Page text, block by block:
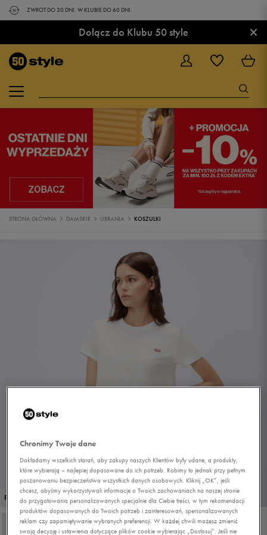
ZWROT DO 30 DNI. W KLUBIE DO 60 DNI.
Dołącz do Klubu 50 style ×
STRONA GŁÓWNA DAMSKIE UBRANIA KOSZULKI
PROMO: DO -30%
Chronimy Twoje dane
Dokładamy wszelkich starań, aby zakupy naszych Klientów były udane, a produkty,
które wybierają – najlepiej dopasowane do ich potrzeb. Robimy to jednak przy pełnym
poszanowaniu bezpieczeństwa wszystkich danych osobowych. Kliknij „OK”, jeśli
chcesz, abyśmy wykorzystywali informacje o Twoich zachowaniach na naszej stronie
do przygotowania personalizowanych specjalnie dla Ciebie treści, w tym rekomendacji
produktów dopasowanych do Twoich potrzeb i zainteresowań, spersonalizowanych
reklam czy zapamiętywanie wybranych preferencji. W każdej chwili możesz zmienić
swoją decyzję i ustawienia dotyczące plików cookie wybierając „Dostosuj”. Jeśli nie